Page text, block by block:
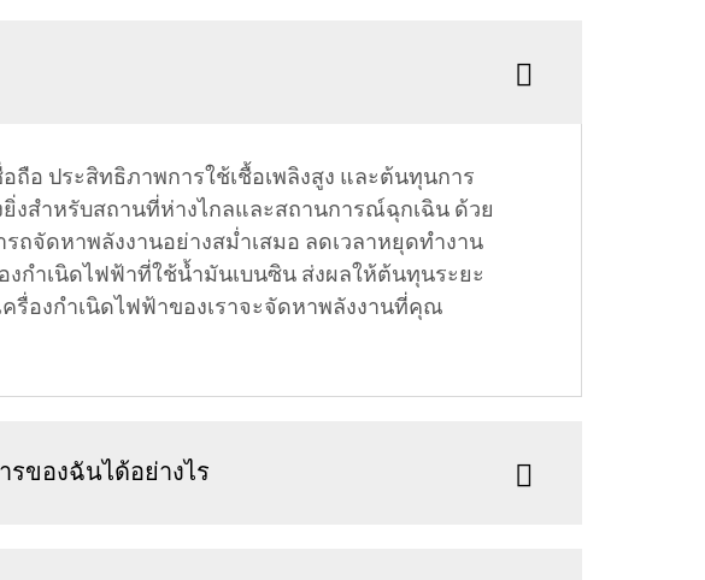
ถือ ประสิทธิภาพการใช้เชื้อเพลิงสูง และต้นทุนการ
งสำหรับสถานที่ห่างไกลและสถานการณ์ฉุกเฉิน ด้วย
ถจัดหาพลังงานอย่างสม่ำเสมอ ลดเวลาหยุดทำงาน
กำเนิดไฟฟ้าที่ใช้น้ำมันเบนซิน ส่งผลให้ต้นทุนระยะ
รื่องกำเนิดไฟฟ้าของเราจะจัดหาพลังงานที่คุณ
รของฉันได้อย่างไร